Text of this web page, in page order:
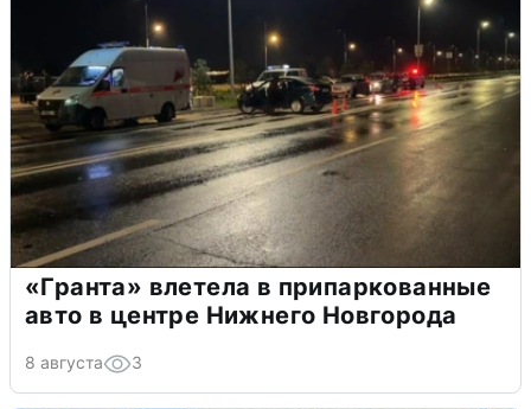
«Гранта» влетела в припаркованные
авто в центре Нижнего Новгорода
8 августа 3